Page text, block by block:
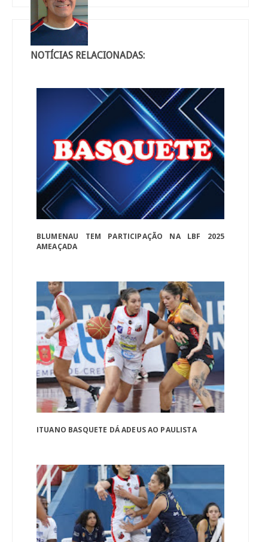
NOTÍCIAS RELACIONADAS:
BLUMENAU TEM PARTICIPAÇÃO NA LBF 2025
AMEAÇADA
ITUANO BASQUETE DÁ ADEUS AO PAULISTA